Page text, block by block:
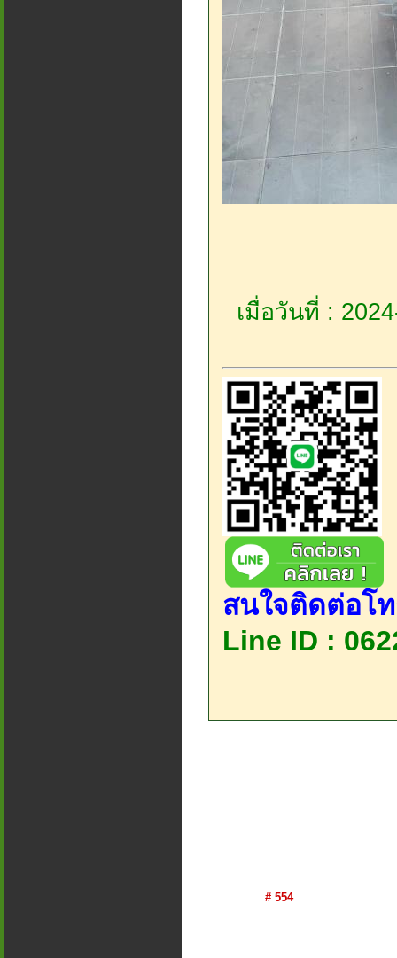
เมื่อวันที่ :
สนใจติดต่อโ
Line ID :
# 554